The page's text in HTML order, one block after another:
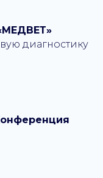
диагностику